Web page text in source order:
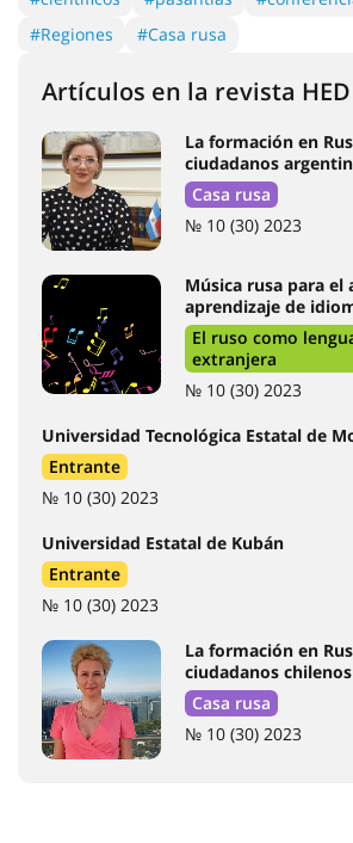
Música rusa para
aprendizaje de
extranjera
Universidad Tecnológica Estatal de
Entrante
№ 10 (30) 2023
Universidad Estatal de Kubán
№ 10 (30) 2023
La formación en
ciudadanos chilenos
Casa rusa
Universidades de Rusia
Seleccionar la